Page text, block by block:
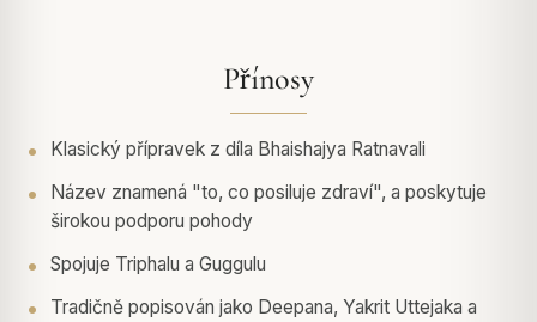
Přínosy
Klasický přípravek z díla Bhaishajya Ratnavali
Název znamená "to, co posiluje zdraví", a poskytuje
širokou podporu pohody
Spojuje Triphalu a Guggulu
Tradičně popisován jako Deepana, Yakrit Uttejaka a